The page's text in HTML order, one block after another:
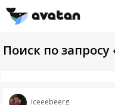
Поиск по
iceeebeerg